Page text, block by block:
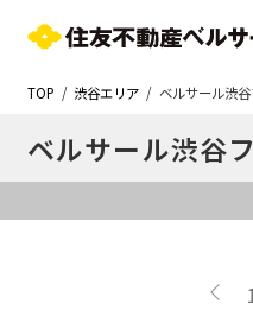
TOP
渋谷エリア ベルサール渋
ベルサール渋谷